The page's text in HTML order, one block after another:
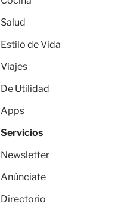
Salud
Estilo de Vida
Viajes
De Utilidad
Apps
Servicios
Newsletter
Anúnciate
Directorio